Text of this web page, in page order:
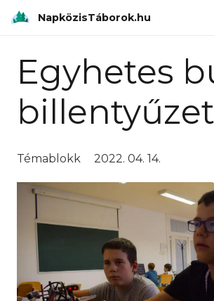
NapközisTáborok.hu
Egyhetes
Témablokk 2022. 04. 14.